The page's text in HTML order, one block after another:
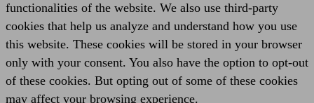
functionalities of the website. We also use third-party
cookies that help us analyze and understand how you use
this website. These cookies will be stored in your browser
only with your consent. You also have the option to opt-out
of these cookies. But opting out of some of these cookies
may affect your browsing experience.